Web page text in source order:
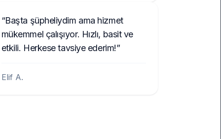
Başta şüpheliydim ama hizmet
mükemmel çalışıyor. Hızlı, basit ve
etkili. Herkese tavsiye ederim!
Elif A.